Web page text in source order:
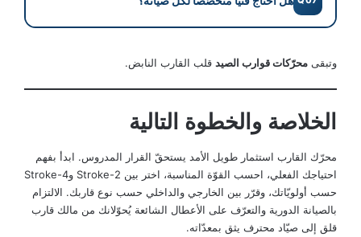
تُضاعف هذه الأرقام.
أسبوعين على الأقل لمنع تجمّد الزيت، حماية الموانع
القارب أكثر من 3 أشهر، نفّذ روتين التشتية.
شمعات الإشعال، والغسيل بعد الاستخدام يُمكن
للهاوي تنفيذها. الصيانة العميقة مثل ضبط الكاربراتر،
تحتاج فنّياً معتمداً.
وتبقى محرّكات قوارب الصيد قلب القارب النابض.
الخلاصة والخطوة التالية
محرّك القارب استثمار طويل الأمد يستحقّ القرار المدروس. ابدأ بفهم
احتياجك الفعلي، احسب القوّة المناسبة، اختر بين 2-Stroke و4-Stroke
حسب أولويّاتك، وقرّر بين الخارجي والداخلي حسب نوع قاربك. الالتزام
بالصيانة الدورية والتعرّف على الأعطال الشائعة يُحوّلانك من مالك قارب
قلق إلى صيّاد محترف يثق بمعدّاته.